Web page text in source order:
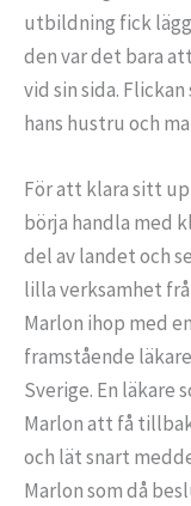
utbildning fick
den var det bara
vid sin sida.
hans hustru och
För att klara sitt
börja handla med
del av landet och
lilla verksamhet
Marlon ihop med
framstående
Sverige. En läkare
Marlon att få
och lät snart
Marlon som då